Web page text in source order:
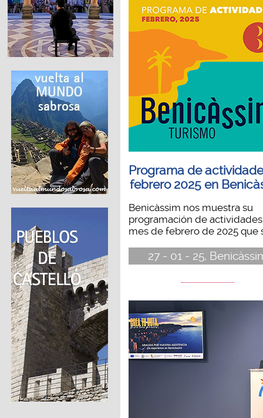
Programa de
febrero 2025 en
Benicàssim nos muestra su
programación de
mes de febrero de 2025 que
27 - 01 - 25,